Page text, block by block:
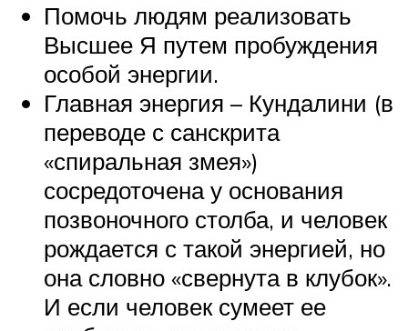
Помочь людям реализовать
Высшее Я путем пробуждения
особой энергии.
Главная энергия – Кундалини (в
переводе с санскрита
«спиральная змея»)
сосредоточена у основания
позвоночного столба, и человек
рождается с такой энергией, но
она словно «свернута в клубок».
И если человек сумеет ее